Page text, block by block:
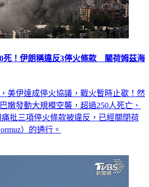
死！伊朗稱違反3停火條款 關荷姆茲海
美伊達成停火協議，戰火暫時止歇！然
嫩發動大規模空襲，超過250人死亡、
痛批三項停火條款被違反，已經關閉荷
）的通行。